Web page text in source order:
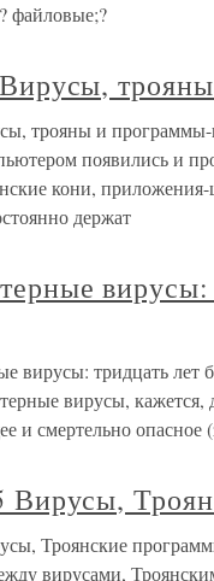
файловые;?
трояны и
появились и
кони,
держат
вирусы:
вирусы: тридцать лет
вирусы, кажется,
и смертельно
Вирусы,
Троянские
вирусами,